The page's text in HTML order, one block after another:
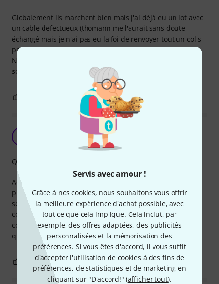
Servis avec amour !
Grâce à nos cookies, nous souhaitons vous offrir
la meilleure expérience d'achat possible, avec
tout ce que cela implique. Cela inclut, par
exemple, des offres adaptées, des publicités
personnalisées et la mémorisation des
préférences. Si vous êtes d'accord, il vous suffit
d'accepter l'utilisation de cookies à des fins de
préférences, de statistiques et de marketing en
cliquant sur "D'accord!" (afficher tout).
Globalement ils marchent bien mais j'ai déjà eu un lot avec
un cable defectueux (thomann me l'aurait sans doute
échangé mais je n'ai pas eu la foi de renvoyer tout un colis
pour un cable).
Niveau longévite je les utilise BEAUCOUP et à priori ils ne
sont pas plus mauvais qu'une autre marque
SIGNALER L'ÉVALUATION
Frédéric R. 07.08.2021
Achetés pour mon modulaire eurorack. C'est du premier
prix, mais c'est tout-à-fait correct. Je les ai reçu il y a deux
semaines, le temps de répéter une semaine et de faire un
concert. Rien à dire pour l'instant niveau qualité. Les
couleurs différentes sont très pratiques pour se repérer
quand on commence à avoir beaucoup de câbles patchés.
Qualité de fabrication
0 SIGNALER L'ÉVALUATION